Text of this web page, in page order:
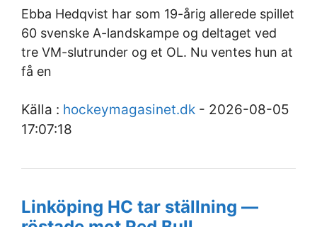
Ebba Hedqvist har som 19-årig allerede spillet
60 svenske A-landskampe og deltaget ved
tre VM-slutrunder og et OL. Nu ventes hun at
få en
Källa : hockeymagasinet.dk - 2026-08-05
17:07:18
Linköping HC tar ställning —